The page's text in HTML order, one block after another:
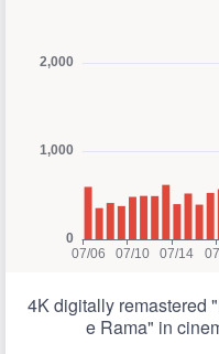
4K digitally remastered
e Rama" in